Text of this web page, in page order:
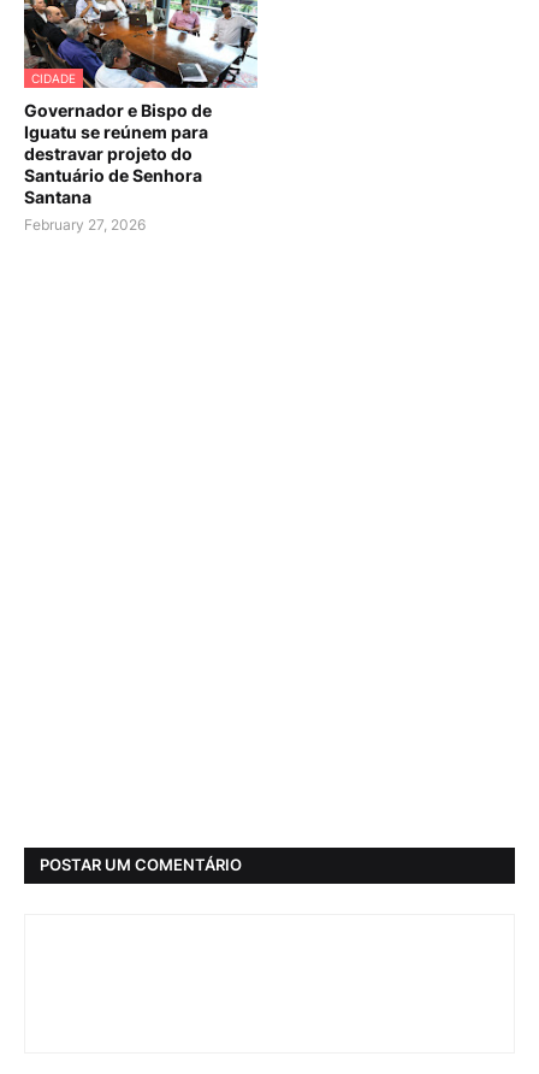
CIDADE
Governador e Bispo de
Iguatu se reúnem para
destravar projeto do
Santuário de Senhora
Santana
February 27, 2026
POSTAR UM COMENTÁRIO